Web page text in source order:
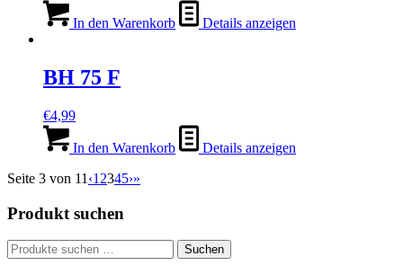
In den Warenkorb Details anzeigen
BH 75 F
€4,99
In den Warenkorb
Details anzeigen
Seite 3 von 11 ‹1 2345›»
Produkt suchen
Suchen
nach:
Suchen